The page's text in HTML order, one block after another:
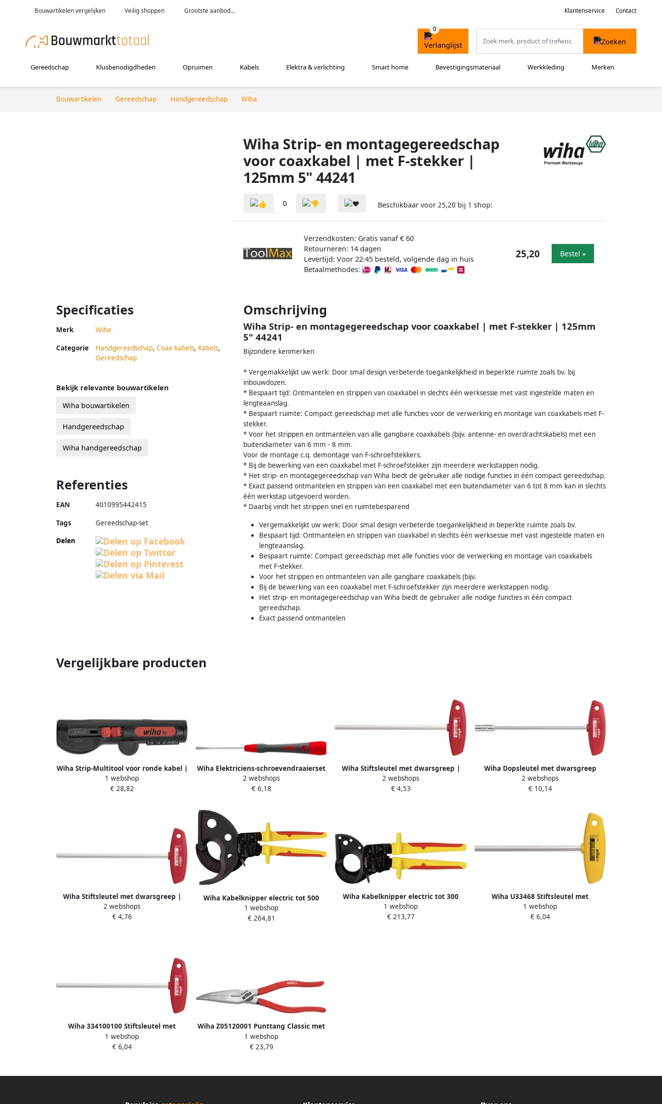
Bouwartikelen vergelijken Veilig shoppen Grootste aanbod... Klantenservice Contact
Gereedschap Klusbenodigdheden Opruimen Kabels Elektra & verlichting Smart home Bevestigingsmateriaal Werkkleding Merken
Bouwartikelen Gereedschap Handgereedschap Wiha
Wiha Strip- en montagegereedschap
voor coaxkabel | met F-stekker |
125mm 5" 44241
0 Beschikbaar voor 25,20 bij 1 shop:
Verzendkosten: Gratis vanaf € 60
Retourneren: 14 dagen
Levertijd: Voor 22:45 besteld, volgende dag in huis
Betaalmethodes:
25,20 Bestel »
Specificaties
Merk Wiha
Categorie Handgereedschap, Coax kabels, Kabels,
Gereedschap
Omschrijving
Wiha Strip- en montagegereedschap voor coaxkabel | met F-stekker | 125mm
5" 44241
Bijzondere kenmerken
* Vergemakkelijkt uw werk: Door smal design verbeterde toegankelijkheid in beperkte ruimte zoals bv. bij
inbouwdozen.
* Bespaart tijd: Ontmantelen en strippen van coaxkabel in slechts één werksessie met vast ingestelde maten en
lengteaanslag.
* Bespaart ruimte: Compact gereedschap met alle functies voor de verwerking en montage van coaxkabels met F-
stekker.
* Voor het strippen en ontmantelen van alle gangbare coaxkabels (bijv. antenne- en overdrachtskabels) met een
buitendiameter van 6 mm - 8 mm.
Voor de montage c.q. demontage van F-schroefstekkers.
* Bij de bewerking van een coaxkabel met F-schroefstekker zijn meerdere werkstappen nodig.
* Het strip- en montagegereedschap van Wiha biedt de gebruiker alle nodige functies in één compact gereedschap.
* Exact passend ontmantelen en strippen van een coaxkabel met een buitendiameter van 6 tot 8 mm kan in slechts
één werkstap uitgevoerd worden.
* Daarbij vindt het strippen snel en ruimtebesparend
Vergemakkelijkt uw werk: Door smal design verbeterde toegankelijkheid in beperkte ruimte zoals bv.
Bespaart tijd: Ontmantelen en strippen van coaxkabel in slechts één werksessie met vast ingestelde maten en
lengteaanslag.
Bespaart ruimte: Compact gereedschap met alle functies voor de verwerking en montage van coaxkabels
met F-stekker.
Voor het strippen en ontmantelen van alle gangbare coaxkabels (bijv.
Bij de bewerking van een coaxkabel met F-schroefstekker zijn meerdere werkstappen nodig.
Het strip- en montagegereedschap van Wiha biedt de gebruiker alle nodige functies in één compact
gereedschap.
Exact passend ontmantelen
Bekijk relevante bouwartikelen
Wiha bouwartikelen
Handgereedschap
Wiha handgereedschap
Referenties
EAN 4010995442415
Tags
Gereedschap-set
Delen
Vergelijkbare producten
Wiha Strip-Multitool voor ronde kabel |
125mm 5" 44242
1 webshop
€ 28,82
Wiha Elektriciens-schroevendraaierset
| 1 5 mm | klinglengte 40 mm | 1 stuk
42384
2 webshops
€ 6,18
Wiha Stiftsleutel met dwarsgreep |
sleutelwijdte 3 mm | klinglengte 200
mm | 1 stuk 00910
2 webshops
€ 4,53
Wiha Dopsleutel met dwarsgreep
zeskant hoogglans vernikkeld | 10 x
125 mm 00977
2 webshops
€ 10,14
Wiha Stiftsleutel met dwarsgreep |
sleutelwijdte 4 mm | klinglengte 350
mm | 1 stuk 00915
2 webshops
€ 4,76
Wiha Kabelknipper electric tot 500
mm² met ratelprincipe 46675
1 webshop
€ 264,81
Wiha Kabelknipper electric tot 300
mm² met ratelprincipe 46674
1 webshop
€ 213,77
Wiha U33468 Stiftsleutel met
dwarsgreep zeskant inchuitvoering
hoogglans vernikkeld 4.8 mm x 3 16" x
1 webshop
€ 6,04
Wiha 334100100 Stiftsleutel met
dwarsgreep zeskant hoogglans
vernikkeld 10.0 mm x 138 mm 00933
1 webshop
€ 6,04
Wiha Z05120001 Punttang Classic met
snijvlak gebogen vorm ca. 40° 200 mm
8" 26725
1 webshop
€ 23,79